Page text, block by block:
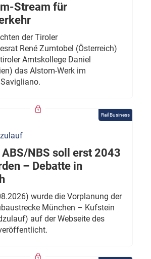
Stream für
der Tiroler
René Zumtobel (Österreich)
Amtskollege Daniel
das Alstom-Werk im
Rail Business
ABS/NBS soll erst 2043
– Debatte in
wurde die Vorplanung der
München – Kufstein
auf der Webseite des